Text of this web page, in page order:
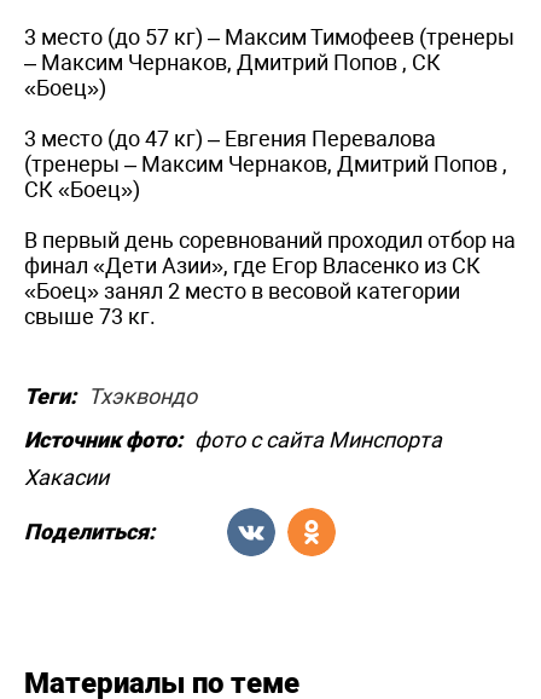
3 место (до 57 кг) – Максим Тимофеев (тренеры
– Максим Чернаков, Дмитрий Попов , СК
«Боец»)
3 место (до 47 кг) – Евгения Перевалова
(тренеры – Максим Чернаков, Дмитрий Попов ,
СК «Боец»)
В первый день соревнований проходил отбор на
финал «Дети Азии», где Егор Власенко из СК
«Боец» занял 2 место в весовой категории
свыше 73 кг.
Теги:
Тхэквондо
Источник фото: фото с сайта Минспорта
Хакасии
Поделиться:
Материалы по теме